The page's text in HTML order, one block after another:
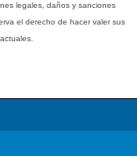
legales, daños y sanciones
el derecho de hacer valer sus